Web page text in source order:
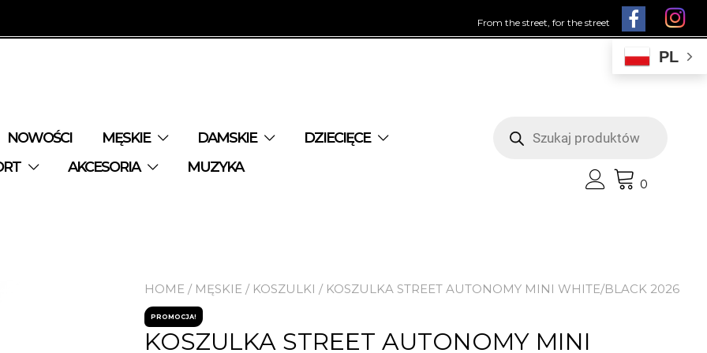
From the street, for the street
PL
NOWOŚCI MĘSKIE DAMSKIE
DZIECIĘCE
AKCESORIA MUZYKA
produktów
0
HOME/ MĘSKIE/ KOSZULKI / KOSZULKA STREET AUTONOMY MINI WHITE/BLACK 2026
PROMOCJA!
KOSZULKA STREET AUTONOMY MINI